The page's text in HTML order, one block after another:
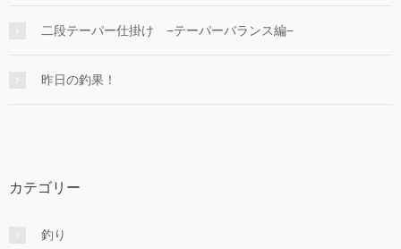
二段テーパー仕掛け −テーパーバランス編−
昨日の釣果！
カテゴリー
釣り